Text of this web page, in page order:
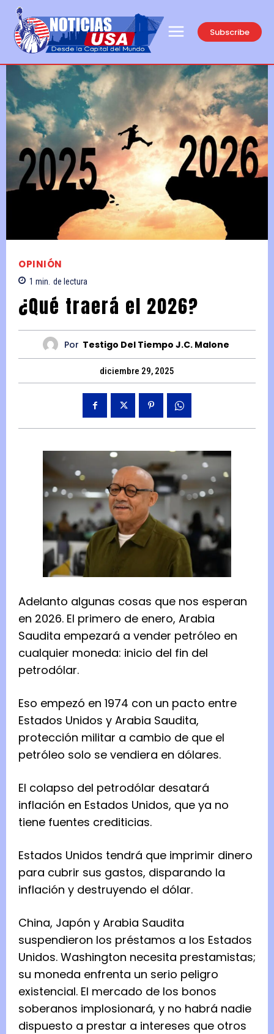
Subscribe
OPINIÓN
1 min. de lectura
¿Qué traerá el 2026?
Por Testigo Del Tiempo J.C. Malone
diciembre 29, 2025
Adelanto algunas cosas que nos esperan
en 2026. El primero de enero, Arabia
Saudita empezará a vender petróleo en
cualquier moneda: inicio del fin del
petrodólar.
Eso empezó en 1974 con un pacto entre
Estados Unidos y Arabia Saudita,
protección militar a cambio de que el
petróleo solo se vendiera en dólares.
El colapso del petrodólar desatará
inflación en Estados Unidos, que ya no
tiene fuentes crediticias.
Estados Unidos tendrá que imprimir dinero
para cubrir sus gastos, disparando la
inflación y destruyendo el dólar.
China, Japón y Arabia Saudita
suspendieron los préstamos a los Estados
Unidos. Washington necesita prestamistas;
su moneda enfrenta un serio peligro
existencial. El mercado de los bonos
soberanos implosionará, y no habrá nadie
dispuesto a prestar a intereses que otros